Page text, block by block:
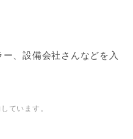
、設備会社さんなどを入
ています。